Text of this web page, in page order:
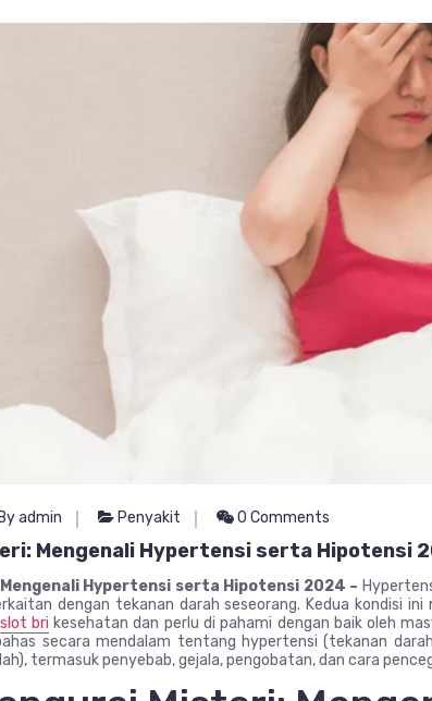
By admin Penyakit 0 Comments
Mengenali Hypertensi serta Hipotensi
Hypertensi serta Hipotensi 2024 –
dengan tekanan darah seseorang. Kedua kondisi ini
slot bri kesehatan dan perlu di pahami dengan baik oleh
secara mendalam tentang hypertensi (tekanan
termasuk penyebab, gejala, pengobatan, dan cara